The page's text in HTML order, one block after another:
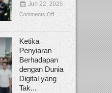
Jun 22, 2026
Comments Off
Ketika
Penyiaran
Berhadapan
dengan Dunia
Digital yang
Tak...